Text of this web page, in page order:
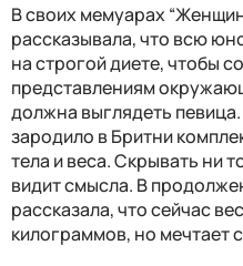
В своих мемуарах
рассказывала, что всю
на строгой диете, чтобы
представлениям
должна выглядеть
зародило в Бритни
тела и веса. Скрывать ни
видит смысла. В
рассказала, что сейчас
килограммов, но мечтает